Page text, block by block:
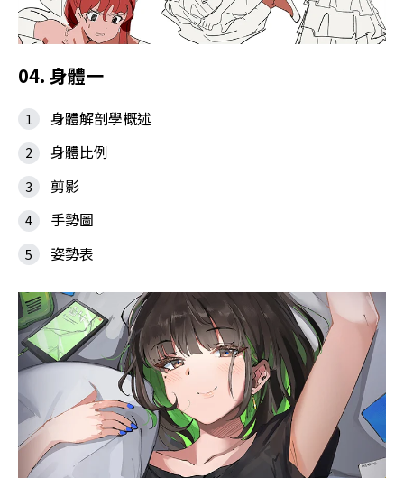
04. 身體一
身體解剖學概述
身體比例
剪影
手勢圖
姿勢表